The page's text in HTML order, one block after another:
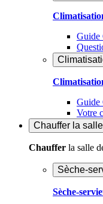
Guide
Guide
Votre
Chauffer la
Chauffer la salle
Sèche-
Sèche-